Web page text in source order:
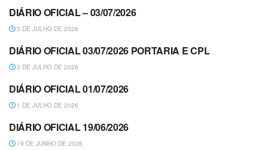
DIÁRIO OFICIAL
DIÁRIO OFICIAL – 03/07/2026
3 DE JULHO DE 2026
DIÁRIO OFICIAL
DIÁRIO OFICIAL 03/07/2026 PORTARIA E CPL
3 DE JULHO DE 2026
DIÁRIO OFICIAL
DIÁRIO OFICIAL 01/07/2026
1 DE JULHO DE 2026
DIÁRIO OFICIAL
DIÁRIO OFICIAL 19/06/2026
19 DE JUNHO DE 2026